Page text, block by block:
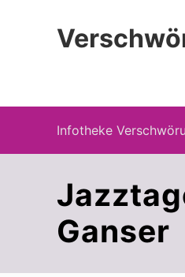
Hauptnavigation
Seitenspalte
Infotheke
Ganser